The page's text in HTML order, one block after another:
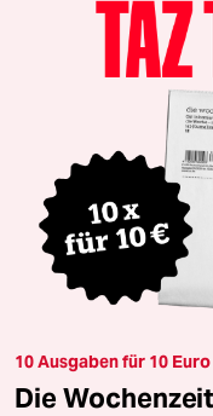
10 Ausgaben für 10 Euro
Die